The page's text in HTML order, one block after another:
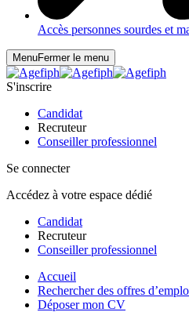
Accès personnes sourdes et
MenuFermer le menu
S'inscrire
Candidat
Recruteur
Conseiller professionnel
Se connecter
Accédez à votre espace dédié
Candidat
Recruteur
Conseiller professionnel
Accueil
Rechercher des offres
Déposer mon CV